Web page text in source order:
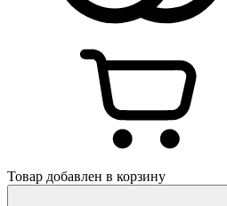
Товар добавлен в корзину